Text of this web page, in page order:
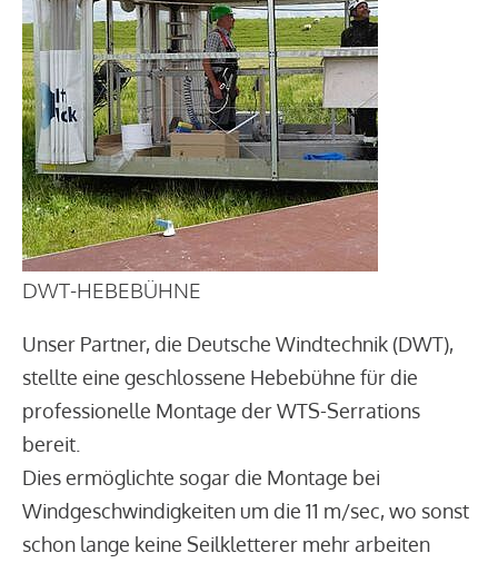
DWT-HEBEBÜHNE
Unser Partner, die Deutsche Windtechnik (DWT),
stellte eine geschlossene Hebebühne für die
professionelle Montage der WTS-Serrations
bereit.
Dies ermöglichte sogar die Montage bei
Windgeschwindigkeiten um die 11 m/sec, wo sonst
schon lange keine Seilkletterer mehr arbeiten